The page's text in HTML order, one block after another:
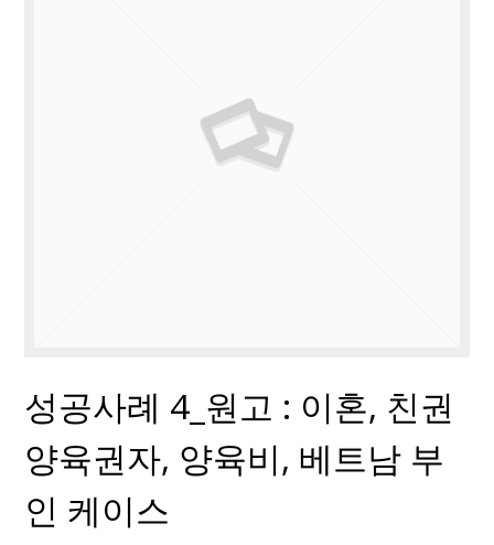
성공사례 4_원고 : 이혼, 친권
양육권자, 양육비, 베트남 부
인 케이스